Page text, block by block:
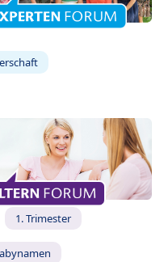
1. Trimester